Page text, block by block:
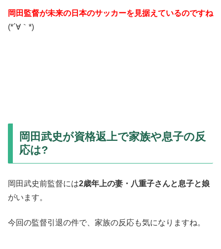
岡田監督が未来の日本のサッカーを見据えているのですね
(*´∀｀*)
岡田武史が資格返上で家族や息子の反
応は?
岡田武史前監督には2歳年上の妻・八重子さんと息子と娘
がいます。
今回の監督引退の件で、家族の反応も気になりますね。